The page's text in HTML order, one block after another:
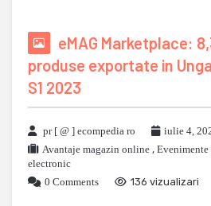
eMAG Marketplace:
produse exportate in
S1 2023
pr [ @ ] ecompedia ro
iulie 4,
Avantaje magazin online ,
electronic
0 Comments
136 vizualizari